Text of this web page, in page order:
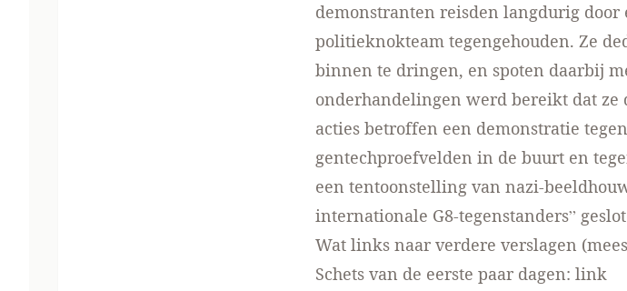
demonstranten reisden langdurig
politieknokteam tegengehouden. Ze
binnen te dringen, en spoten daarbij
onderhandelingen werd bereikt dat
acties betroffen een demonstratie
gentechproefvelden in de buurt en
een tentoonstelling van nazi-
internationale G8-tegenstanders”
Wat links naar verdere verslagen
Schets van de eerste paar dagen: link